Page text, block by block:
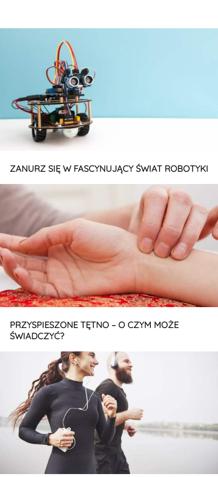
ZANURZ SIĘ W FASCYNUJĄCY ŚWIAT ROBOTYKI
PRZYSPIESZONE TĘTNO – O CZYM MOŻE
ŚWIADCZYĆ?